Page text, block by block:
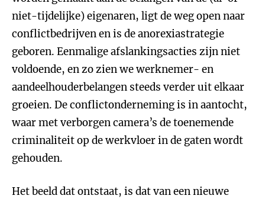
niet-tijdelijke) eigenaren, ligt de weg open naar
conflictbedrijven en is de anorexiastrategie
geboren. Eenmalige afslankingsacties zijn niet
voldoende, en zo zien we werknemer- en
aandeelhouderbelangen steeds verder uit elkaar
groeien. De conflictonderneming is in aantocht,
waar met verborgen camera’s de toenemende
criminaliteit op de werkvloer in de gaten wordt
gehouden.
Het beeld dat ontstaat, is dat van een nieuwe